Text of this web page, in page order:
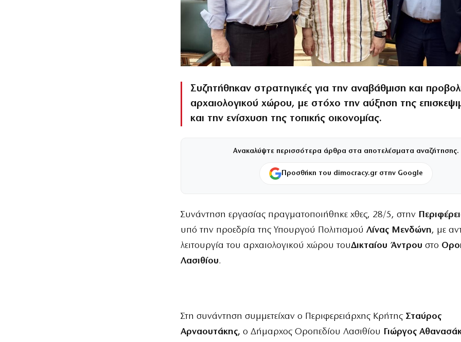
Συζητήθηκαν στρατηγικές για την αναβάθμιση και
αρχαιολογικού χώρου, με στόχο την αύξηση της
και την ενίσχυση της τοπικής οικονομίας.
Ανακαλύψτε περισσότερα άρθρα στα αποτελέσματα αναζήτησης.
Προσθήκη του dimocracy.gr στην Google
Συνάντηση εργασίας πραγματοποιήθηκε χθες, 28/5, στην
υπό την προεδρία της Υπουργού Πολιτισμού Λίνας Μενδώνη, με
λειτουργία του αρχαιολογικού χώρου τουΔικταίου Άντρου στο
Λασιθίου.
Στη συνάντηση συμμετείχαν ο Περιφερειάρχης Κρήτης Σταύρος
Αρναουτάκης, ο Δήμαρχος Οροπεδίου Λασιθίου Γιώργος